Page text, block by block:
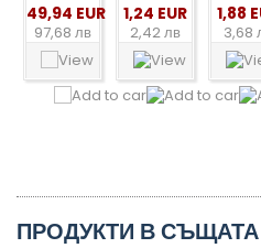
49,94 EUR
97,68 лв
1,24 EUR
2,42 лв
1,88
3,68
ПРОДУКТИ В